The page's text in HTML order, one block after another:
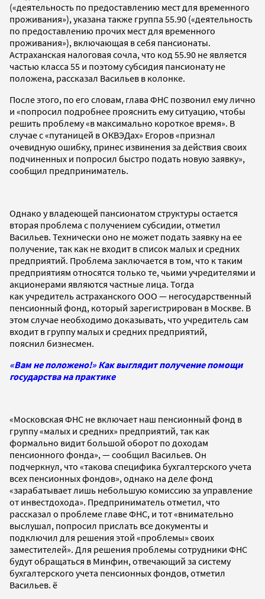
(«деятельность по предоставлению мест для временного
проживания»), указана также группа 55.90 («деятельность
по предоставлению прочих мест для временного
проживания»), включающая в себя пансионаты.
Астраханская налоговая сочла, что код 55.90 не является
частью класса 55 и поэтому субсидия пансионату не
положена, рассказал Васильев в колонке.
После этого, по его словам, глава ФНС позвонил ему лично
и «попросил подробнее прояснить ему ситуацию, чтобы
решить проблему «в максимально короткое время». В
случае с «путаницей в ОКВЭДах» Егоров «признал
очевидную ошибку, принес извинения за действия своих
подчиненных и попросил быстро подать новую заявку»,
сообщил предприниматель.
Однако у владеющей пансионатом структуры остается
вторая проблема с получением субсидии, отметил
Васильев. Технически оно не может подать заявку на ее
получение, так как не входит в список малых и средних
предприятий. Проблема заключается в том, что к таким
предприятиям относятся только те, чьими учредителями и
акционерами являются частные лица. Тогда
как учредитель астраханского ООО — негосударственный
пенсионный фонд, который зарегистрирован в Москве. В
этом случае необходимо доказывать, что учредитель сам
входит в группу малых и средних предприятий,
пояснил бизнесмен.
«Вам не положено!» Как выглядит получение помощи
государства на практике
«Московская ФНС не включает наш пенсионный фонд в
группу «малых и средних» предприятий, так как
формально видит большой оборот по доходам
пенсионного фонда», — сообщил Васильев. Он
подчеркнул, что «такова специфика бухгалтерского учета
всех пенсионных фондов», однако на деле фонд
«зарабатывает лишь небольшую комиссию за управление
от инвестдохода». Предприниматель отметил, что
рассказал о проблеме главе ФНС, и тот «внимательно
выслушал, попросил прислать все документы и
подключил для решения этой «проблемы» своих
заместителей». Для решения проблемы сотрудники ФНС
будут обращаться в Минфин, отвечающий за систему
бухгалтерского учета пенсионных фондов, отметил
Васильев. ё